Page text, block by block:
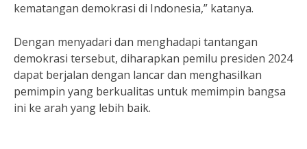
kematangan demokrasi di Indonesia,” katanya.
Dengan menyadari dan menghadapi tantangan
demokrasi tersebut, diharapkan pemilu presiden 2024
dapat berjalan dengan lancar dan menghasilkan
pemimpin yang berkualitas untuk memimpin bangsa
ini ke arah yang lebih baik.